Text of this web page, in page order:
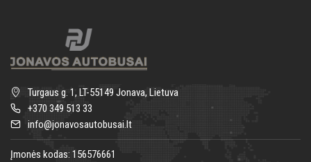
Turgaus g. 1, LT-55149 Jonava, Lietuva
+370 349 513 33
info@jonavosautobusai.lt
Įmonės kodas: 156576661